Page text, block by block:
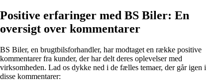
Positive erfaringer med BS Biler: En
oversigt over kommentarer
BS Biler, en brugtbilsforhandler, har modtaget en række positive
kommentarer fra kunder, der har delt deres oplevelser med
virksomheden. Lad os dykke ned i de fælles temaer, der går igen i
disse kommentarer: